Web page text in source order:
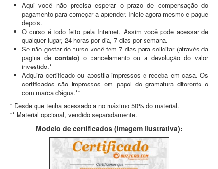
Aqui você não precisa esperar o prazo de compensação do
pagamento para começar a aprender. Inicie agora mesmo e pague
depois.
O curso é todo feito pela Internet. Assim você pode acessar de
qualquer lugar, 24 horas por dia, 7 dias por semana.
Se não gostar do curso você tem 7 dias para solicitar (através da
pagina de contato) o cancelamento ou a devolução do valor
investido.*
Adquira certificado ou apostila impressos e receba em casa. Os
certificados são impressos em papel de gramatura diferente e
com marca d'água.**
* Desde que tenha acessado a no máximo 50% do material.
** Material opcional, vendido separadamente.
Modelo de certificados (imagem ilustrativa):